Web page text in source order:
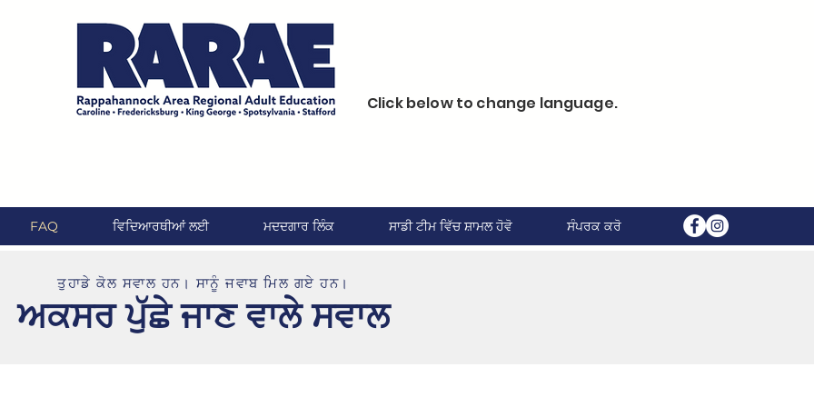
Click below to change language.
FAQ ਵਿਦਿਆਰਥੀਆਂ ਲਈ ਮਦਦਗਾਰ ਲਿੰਕ ਸਾਡੀ ਟੀਮ ਵਿੱਚ ਸ਼ਾਮਲ ਹੋਵੋ ਸੰਪਰਕ ਕਰੋ
ਤੁਹਾਡੇ ਕੋਲ ਸਵਾਲ ਹਨ। ਸਾਨੂੰ ਜਵਾਬ ਮਿਲ ਗਏ ਹਨ।
ਅਕਸਰ ਪੁੱਛੇ ਜਾਣ ਵਾਲੇ ਸਵਾਲ